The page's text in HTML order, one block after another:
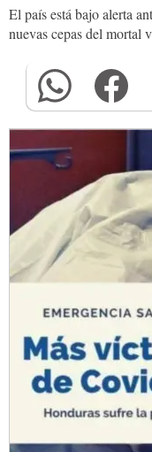
El país está bajo alerta
nuevas cepas del mortal